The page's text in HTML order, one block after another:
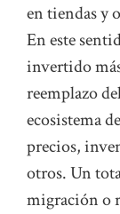
en tiendas y
En este
invertido
reemplazo
ecosistema
precios,
otros. Un
migración o